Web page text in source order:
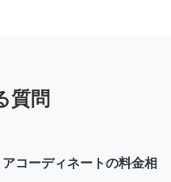
質問
コーディネートの料金相